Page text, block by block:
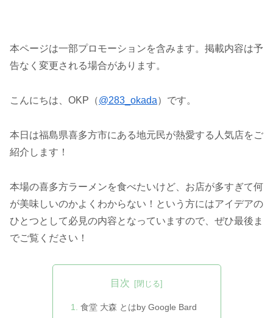
本ページは一部プロモーションを含みます。掲載内容は予
告なく変更される場合があります。
こんにちは、OKP（@283_okada）です。
本日は福島県喜多方市にある地元民が熱愛する人気店をご
紹介します！
本場の喜多方ラーメンを食べたいけど、お店が多すぎて何
が美味しいのかよくわからない！という方にはアイデアの
ひとつとして必見の内容となっていますので、ぜひ最後ま
でご覧ください！
目次
食堂 大森 とはby Google Bard